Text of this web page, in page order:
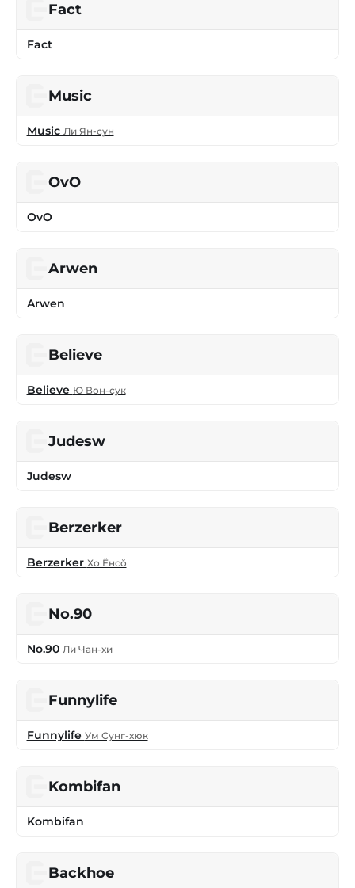
Fact
Fact
Music
Music Ли Ян-сун
OvO
OvO
Arwen
Arwen
Believe
Believe Ю Вон-сук
Judesw
Judesw
Berzerker
Berzerker Хо Ёнсŏ
No.90
No.90 Ли Чан-хи
Funnylife
Funnylife Ум Сунг-хюк
Kombifan
Kombifan
Backhoe